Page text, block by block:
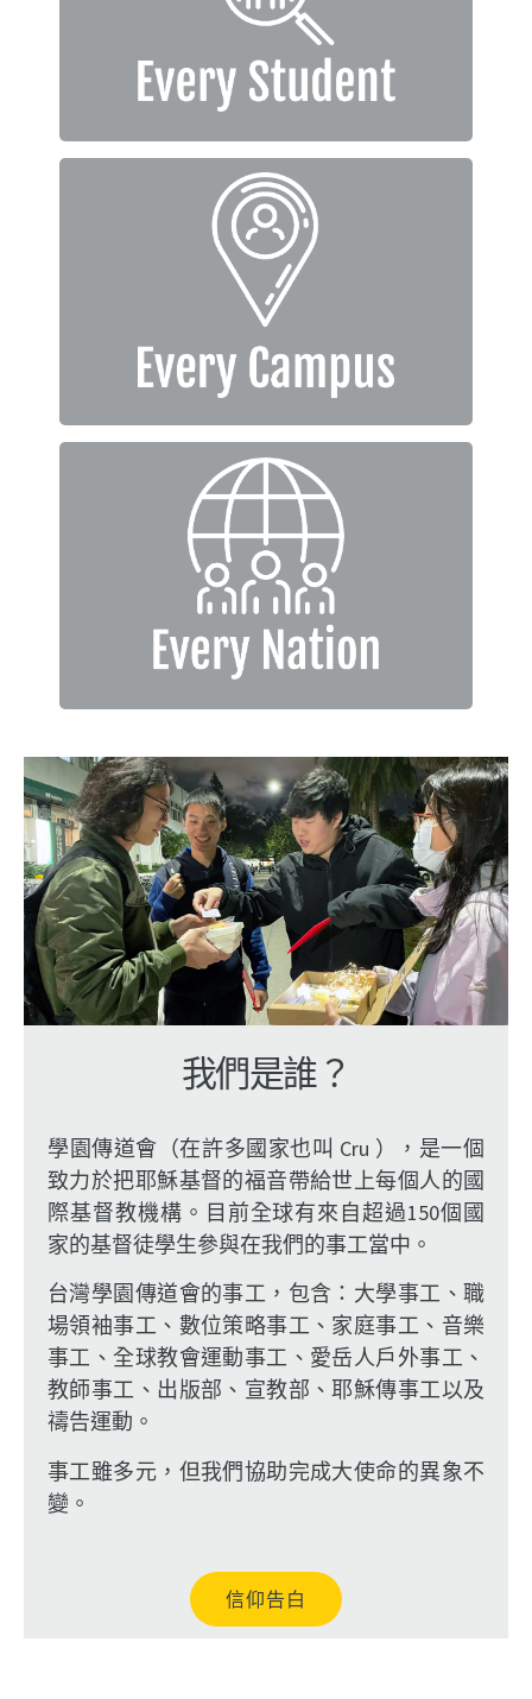
以清楚有意義的方式
向每個大學生傳講福音
每個校園
每個大學校園都有學生
帶領屬靈運動
每個族群
每個族群都有屬靈的領袖
倍增影響力
我們是誰？
學園傳道會（在許多國家也叫 Cru ），是一個
致力於把耶穌基督的福音帶給世上每個人的國
際基督教機構。目前全球有來自超過150個國
家的基督徒學生參與在我們的事工當中。
台灣學園傳道會的事工，包含：大學事工、職
場領袖事工、數位策略事工、家庭事工、音樂
事工、全球教會運動事工、愛岳人戶外事工、
教師事工、出版部、宣教部、耶穌傳事工以及
禱告運動。
事工雖多元，但我們協助完成大使命的異象不
變。
信仰告白